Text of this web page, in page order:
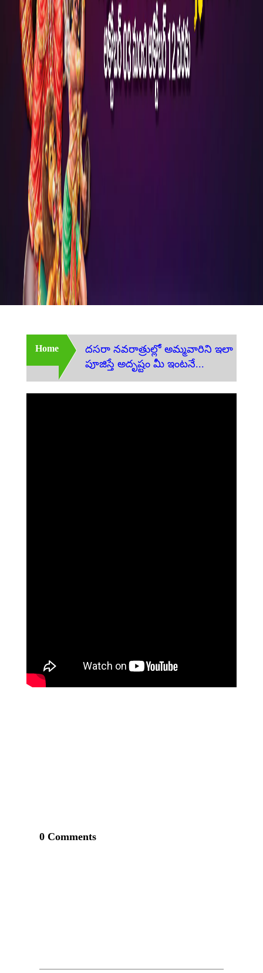
Home
దసరా నవరాత్రుల్లో అమ్మవారిని ఇలా
పూజిస్తే అదృష్టం మీ ఇంటనే...
0 Comments